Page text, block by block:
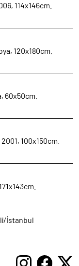
114x146cm.
120x180cm.
60x50cm.
100x150cm.
İstanbul